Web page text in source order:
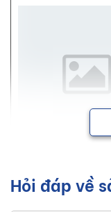
Hỏi đáp về